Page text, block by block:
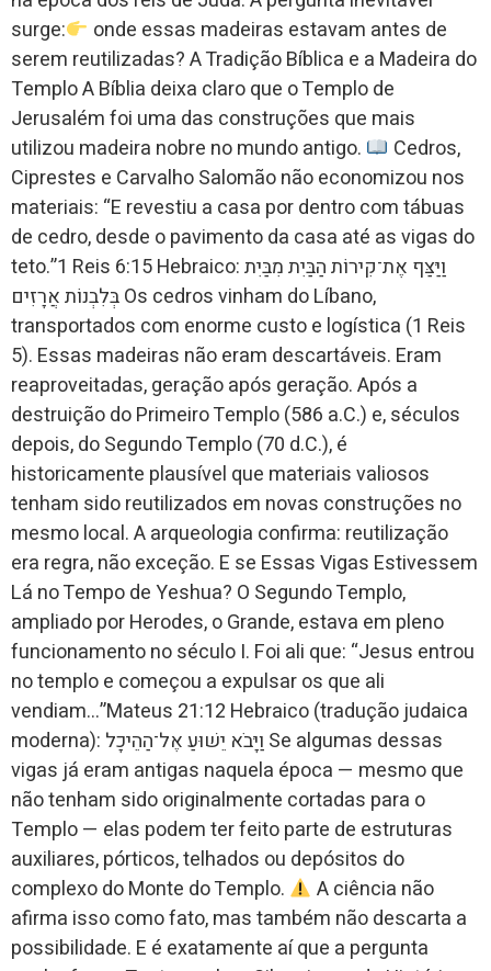
surge:
onde essas madeiras estavam antes de
serem reutilizadas? A Tradição Bíblica e a Madeira do
Templo A Bíblia deixa claro que o Templo de
Jerusalém foi uma das construções que mais
utilizou madeira nobre no mundo antigo.
Cedros,
Ciprestes e Carvalho Salomão não economizou nos
materiais: “E revestiu a casa por dentro com tábuas
de cedro, desde o pavimento da casa até as vigas do
teto.”1 Reis 6:15 Hebraico: וַיַּצַּף אֶת־קִירוֹת הַבַּיִת מִבַּיִת
בְּלִבְנוֹת אֲרָזִים Os cedros vinham do Líbano,
transportados com enorme custo e logística (1 Reis
5). Essas madeiras não eram descartáveis. Eram
reaproveitadas, geração após geração. Após a
destruição do Primeiro Templo (586 a.C.) e, séculos
depois, do Segundo Templo (70 d.C.), é
historicamente plausível que materiais valiosos
tenham sido reutilizados em novas construções no
mesmo local. A arqueologia confirma: reutilização
era regra, não exceção. E se Essas Vigas Estivessem
Lá no Tempo de Yeshua? O Segundo Templo,
ampliado por Herodes, o Grande, estava em pleno
funcionamento no século I. Foi ali que: “Jesus entrou
no templo e começou a expulsar os que ali
vendiam…”Mateus 21:12 Hebraico (tradução judaica
moderna): וַיָּבֹא יֵשׁוּעַ אֶל־הַהֵיכָל Se algumas dessas
vigas já eram antigas naquela época — mesmo que
não tenham sido originalmente cortadas para o
Templo — elas podem ter feito parte de estruturas
auxiliares, pórticos, telhados ou depósitos do
complexo do Monte do Templo.
A ciência não
afirma isso como fato, mas também não descarta a
possibilidade. E é exatamente aí que a pergunta